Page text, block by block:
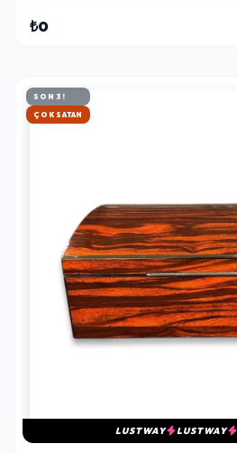
₺0
SON 3!
HIZLI KARGO
LUSTWAY LUSTWAY